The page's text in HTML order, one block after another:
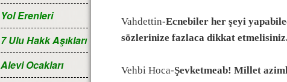
Yol Erenleri
7 Ulu Hakk Aşıkları ve Halk ozanları
Alevi Ocakları
Vahdettin-Ecnebiler her şeyi
sözlerinize fazlaca dikkat
Vehbi Hoca-Şevketmeab! Millet